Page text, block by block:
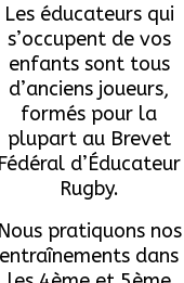
Les éducateurs qui
s’occupent de vos
enfants sont tous
d’anciens joueurs,
formés pour la
plupart au Brevet
Fédéral d’Éducateur
Rugby.
Nous pratiquons nos
entraînements dans